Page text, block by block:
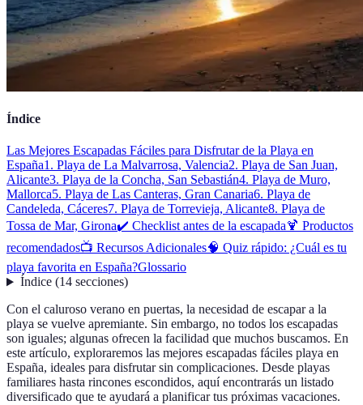
Índice
Las Mejores Escapadas Fáciles para Disfrutar de la Playa en
España1. Playa de La Malvarrosa, Valencia2. Playa de San Juan,
Alicante3. Playa de la Concha, San Sebastián4. Playa de Muro,
Mallorca5. Playa de Las Canteras, Gran Canaria6. Playa de
Candeleda, Cáceres7. Playa de Torrevieja, Alicante8. Playa de
Tossa de Mar, Girona✔️ Checklist antes de la escapada🍹 Productos
recomendados📺 Recursos Adicionales🧠 Quiz rápido: ¿Cuál es tu
playa favorita en España?Glossario
Índice(14 secciones)
Con el caluroso verano en puertas, la necesidad de escapar a la
playa se vuelve apremiante. Sin embargo, no todos los escapadas
son iguales; algunas ofrecen la facilidad que muchos buscamos. En
este artículo, exploraremos las mejores escapadas fáciles playa en
España, ideales para disfrutar sin complicaciones. Desde playas
familiares hasta rincones escondidos, aquí encontrarás un listado
diversificado que te ayudará a planificar tus próximas vacaciones.